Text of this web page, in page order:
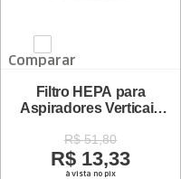
Comparar
Filtro HEPA para
Aspiradores Verticais
R$ 51,80
R$ 13,33
à vista no pix